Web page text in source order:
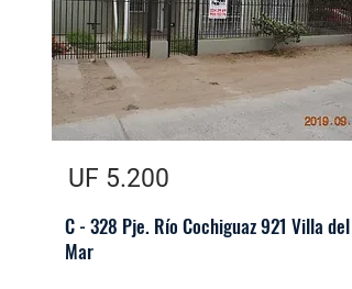
UF 5.200
C - 328 Pje. Río Cochiguaz 921 Villa del
Mar